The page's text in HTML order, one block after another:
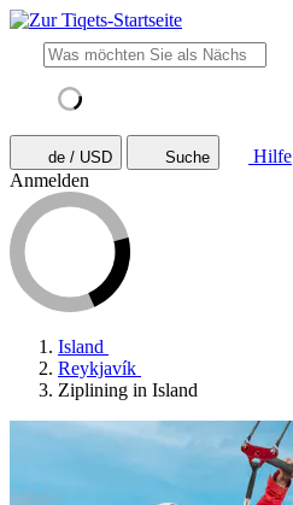
de / USD Suche
Hilfe
Anmelden
Island
Reykjavík
Ziplining in Island